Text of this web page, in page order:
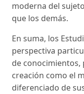
moderna del
que los demás.
En suma, los
perspectiva
de conocimientos,
creación como el
diferenciado de